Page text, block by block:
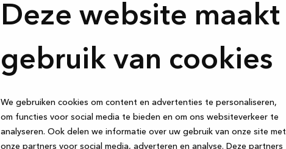
Deze website maakt
gebruik van cookies
We gebruiken cookies om content en advertenties te personaliseren,
om functies voor social media te bieden en om ons websiteverkeer te
analyseren. Ook delen we informatie over uw gebruik van onze site met
onze partners voor social media, adverteren en analyse. Deze partners